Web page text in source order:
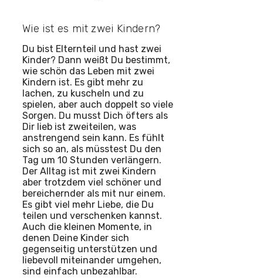
Wie ist es mit zwei Kindern?
Du bist Elternteil und hast zwei
Kinder? Dann weißt Du bestimmt,
wie schön das Leben mit zwei
Kindern ist. Es gibt mehr zu
lachen, zu kuscheln und zu
spielen, aber auch doppelt so viele
Sorgen. Du musst Dich öfters als
Dir lieb ist zweiteilen, was
anstrengend sein kann. Es fühlt
sich so an, als müsstest Du den
Tag um 10 Stunden verlängern.
Der Alltag ist mit zwei Kindern
aber trotzdem viel schöner und
bereichernder als mit nur einem.
Es gibt viel mehr Liebe, die Du
teilen und verschenken kannst.
Auch die kleinen Momente, in
denen Deine Kinder sich
gegenseitig unterstützen und
liebevoll miteinander umgehen,
sind einfach unbezahlbar.